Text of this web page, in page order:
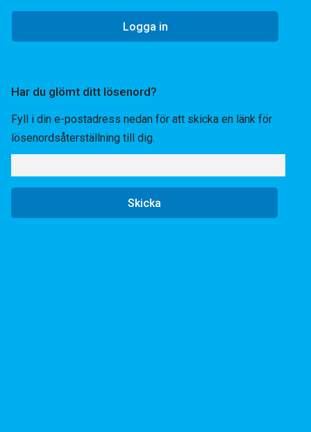
Har du glömt ditt lösenord?
Fyll i din e-postadress nedan för att skicka en länk för
lösenordsåterställning till dig.